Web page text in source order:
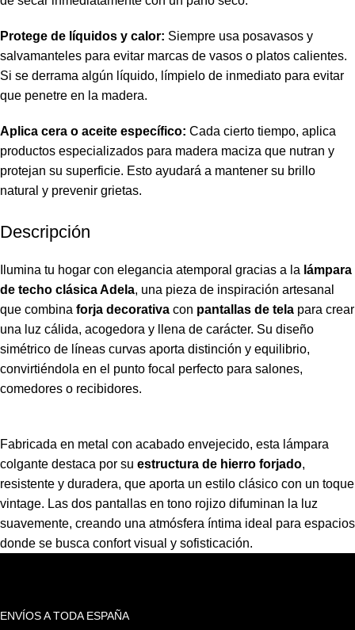
Protege de líquidos y calor: Siempre usa posavasos y
salvamanteles para evitar marcas de vasos o platos calientes.
Si se derrama algún líquido, límpielo de inmediato para evitar
que penetre en la madera.
Aplica cera o aceite específico: Cada cierto tiempo, aplica
productos especializados para madera maciza que nutran y
protejan su superficie. Esto ayudará a mantener su brillo
natural y prevenir grietas.
Descripción
Ilumina tu hogar con elegancia atemporal gracias a la lámpara
de techo clásica Adela, una pieza de inspiración artesanal
que combina forja decorativa con pantallas de tela para crear
una luz cálida, acogedora y llena de carácter. Su diseño
simétrico de líneas curvas aporta distinción y equilibrio,
convirtiéndola en el punto focal perfecto para salones,
comedores o recibidores.
Fabricada en metal con acabado envejecido, esta lámpara
colgante destaca por su estructura de hierro forjado,
resistente y duradera, que aporta un estilo clásico con un toque
vintage. Las dos pantallas en tono rojizo difuminan la luz
suavemente, creando una atmósfera íntima ideal para espacios
donde se busca confort visual y sofisticación.
ENVÍOS A TODA ESPAÑA